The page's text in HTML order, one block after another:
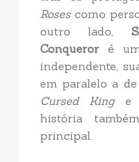
Rosescomo
outro lado,
Conqueroré um
independente,
em paralelo a de
Cursed Kinge
história
principal.